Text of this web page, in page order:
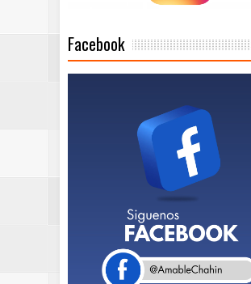
Facebook